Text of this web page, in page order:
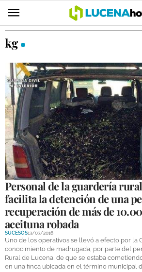
POLÍTICA
ELECCIONES
SUCESOS
ECONOMÍA
DESARROLLO LOCAL
LUCENA EMPRESAS
OCIO
COFRADÍAS
DEPORTES
COMPETICIONES
DEPORTE BASE
kg
Personal de la guardería
facilita la detención de una
recuperación de más de
aceituna robada
SUCESOS13/03/2016
Uno de los operativos se llevó a efecto por la
conocimiento de madrugada, por parte del
Rural de Lucena, de que se estaba
en una finca ubicada en el término municipal